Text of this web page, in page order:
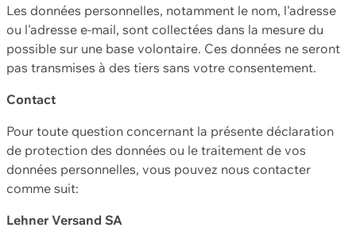
Les données personnelles, notamment le nom, l'adresse
ou l'adresse e-mail, sont collectées dans la mesure du
possible sur une base volontaire. Ces données ne seront
pas transmises à des tiers sans votre consentement.
Contact
Pour toute question concernant la présente déclaration
de protection des données ou le traitement de vos
données personnelles, vous pouvez nous contacter
comme suit:
Lehner Versand SA